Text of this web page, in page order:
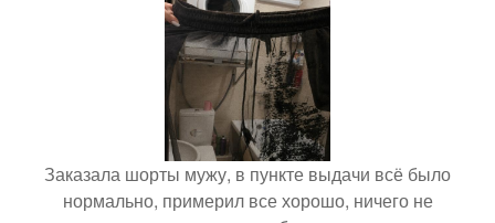
Заказала шорты мужу, в пункте выдачи всё было
нормально, примерил все хорошо, ничего не